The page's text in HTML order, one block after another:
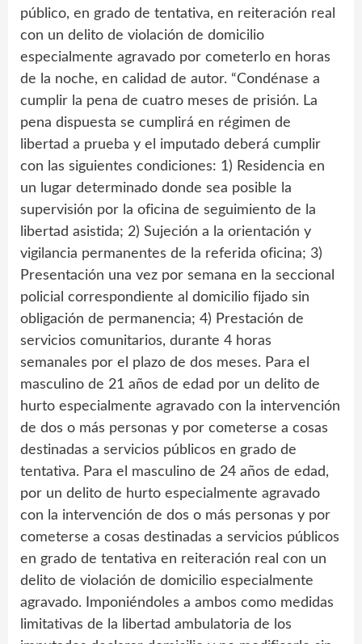
público, en grado de tentativa, en reiteración real
con un delito de violación de domicilio
especialmente agravado por cometerlo en horas
de la noche, en calidad de autor. “Condénase a
cumplir la pena de cuatro meses de prisión. La
pena dispuesta se cumplirá en régimen de
libertad a prueba y el imputado deberá cumplir
con las siguientes condiciones: 1) Residencia en
un lugar determinado donde sea posible la
supervisión por la oficina de seguimiento de la
libertad asistida; 2) Sujeción a la orientación y
vigilancia permanentes de la referida oficina; 3)
Presentación una vez por semana en la seccional
policial correspondiente al domicilio fijado sin
obligación de permanencia; 4) Prestación de
servicios comunitarios, durante 4 horas
semanales por el plazo de dos meses. Para el
masculino de 21 años de edad por un delito de
hurto especialmente agravado con la intervención
de dos o más personas y por cometerse a cosas
destinadas a servicios públicos en grado de
tentativa. Para el masculino de 24 años de edad,
por un delito de hurto especialmente agravado
con la intervención de dos o más personas y por
cometerse a cosas destinadas a servicios públicos
en grado de tentativa en reiteración real con un
delito de violación de domicilio especialmente
agravado. Imponiéndoles a ambos como medidas
limitativas de la libertad ambulatoria de los